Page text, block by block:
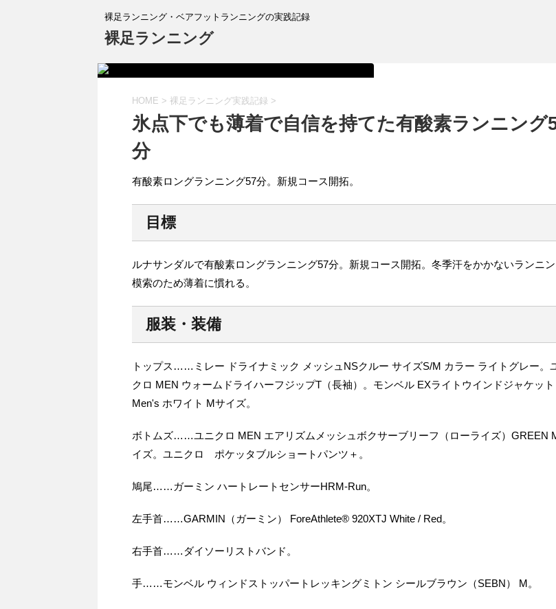
裸足ランニング・ベアフットランニングの実践記録
裸足ランニング
HOME > 裸足ランニング実践記録 >
氷点下でも薄着で自信を持てた有酸素ランニング
分
有酸素ロングランニング57分。新規コース開拓。
目標
ルナサンダルで有酸素ロングランニング57分。新規コース開拓。冬季汗をかかないランニ
模索のため薄着に慣れる。
服装・装備
トップス……ミレー ドライナミック メッシュNSクルー サイズS/M カラー ライトグレー。
クロ MEN ウォームドライハーフジップT（長袖）。モンベル EXライトウインドジャケット
Men's ホワイト Mサイズ。
ボトムズ……ユニクロ MEN エアリズムメッシュボクサーブリーフ（ローライズ）GREEN
イズ。ユニクロ ポケッタブルショートパンツ＋。
鳩尾……ガーミン ハートレートセンサーHRM-Run。
左手首……GARMIN（ガーミン） ForeAthlete® 920XTJ White / Red。
右手首……ダイソーリストバンド。
手……モンベル ウィンドストッパートレッキングミトン シールブラウン（SEBN） M。